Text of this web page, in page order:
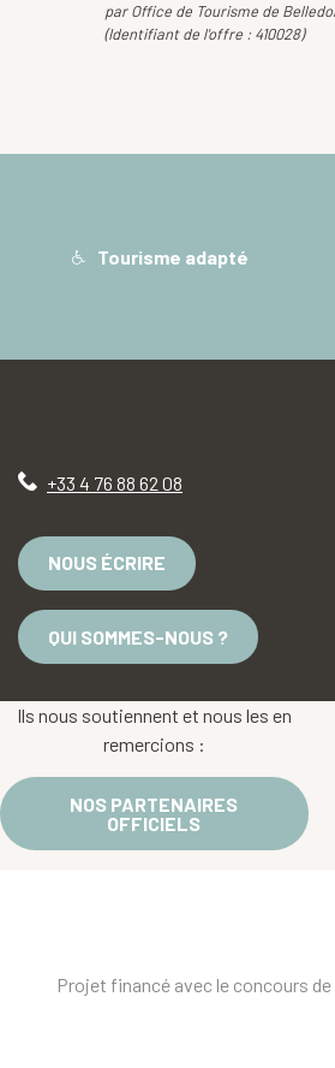
par Office de Tourisme de
(Identifiant de l'offre : 410028)
Tourisme adapté
+33 4 76 88 62 08
NOUS ÉCRIRE
QUI SOMMES-NOUS ?
Ils nous soutiennent et nous les en
remercions :
NOS PARTENAIRES
OFFICIELS
Projet financé avec le concours de